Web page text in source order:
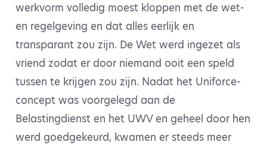
werkvorm volledig moest kloppen met de wet-
en regelgeving en dat alles eerlijk en
transparant zou zijn. De Wet werd ingezet als
vriend zodat er door niemand ooit een speld
tussen te krijgen zou zijn. Nadat het Uniforce-
concept was voorgelegd aan de
Belastingdienst en het UWV en geheel door hen
werd goedgekeurd, kwamen er steeds meer